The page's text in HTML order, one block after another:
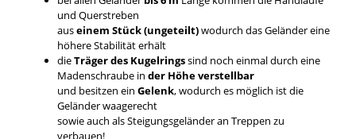
und Querstreben
auseinem Stück (ungeteilt)wodurch das Geländer eine
höhere Stabilität erhält
dieTräger des Kugelringssind noch einmal durch eine
Madenschraube in der Höhe verstellbar
und besitzen ein Gelenk, wodurch es möglich ist die
Geländer waagerecht
sowie auch als Steigungsgeländer an Treppen zu
verbauen!